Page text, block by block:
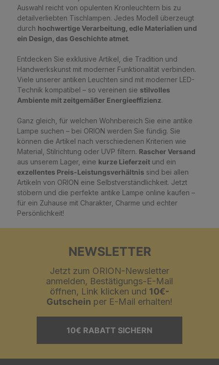
Auswahl reicht von opulenten Kronleuchtern bis zu
detailverliebten Tischlampen. Jedes Modell überzeugt
durch hochwertige Verarbeitung, edle Materialien und
ein Design, das Geschichte atmet.
Entdecken Sie exklusive Artikel, die Tradition und
Handwerkskunst mit moderner Funktionalität verbinden.
Viele unserer antiken Leuchten sind mit moderner LED-
Technik kompatibel – so vereinen sie stilvolles
Ambiente mit zeitgemäßer Energieeffizienz.
Ganz gleich, für welchen Wohnbereich Sie eine antike
Lampe suchen – bei ORION werden Sie fündig. Sie
können die Artikel nach verschiedenen Kriterien wie
Material, Stilrichtung oder UVP filtern. Rascher Versand
aus unserem Lager, eine kurze Lieferzeit und ein
exzellentes Preis-Leistungsverhältnis sind bei allen
Artikeln von ORION eine Selbstverständlichkeit. Jetzt
stöbern und die perfekte antike Lampe online kaufen –
für ein Zuhause mit Charakter, Charme und echter
Persönlichkeit!
NEWSLETTER
Jetzt zum ORION-Newsletter
anmelden, Bestätigungs-E-Mail
öffnen, Link klicken und 10€-
Gutschein per E-Mail erhalten!
10€ RABATT SICHERN